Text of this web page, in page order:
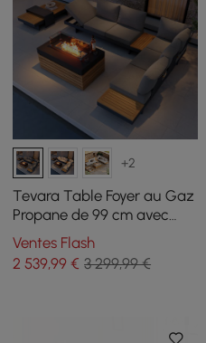
+2
Tevara Table Foyer au Gaz
Propane de 99 cm avec
Verre et Canapé d'angle
Extérieur Moderne en
Forme de L
Ventes Flash
2 539,99 € 3 299,99 €